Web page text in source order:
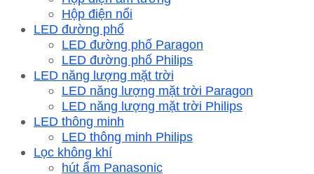
Hộp điện nổi
LED đường phố
LED đường phố Paragon
LED đường phố Philips
LED năng lượng mặt trời
LED năng lượng mặt trời Paragon
LED năng lượng mặt trời Philips
LED thông minh
LED thông minh Philips
Lọc không khí
hút ẩm Panasonic